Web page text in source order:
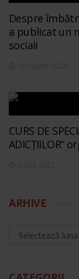
Despre
a publicat un
sociali
CURS DE
ADICȚIILOR”
ARHIVE